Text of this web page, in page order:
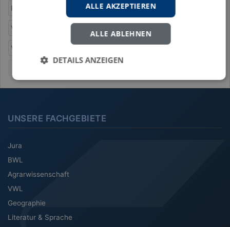
Psychology Secondary Research Sekundärforschung
Verhandlungen Verhandlungsergebnis
Verhandlungsforschung
UNSERE FACHGEBIETE
Jura
BWL
Agrarwissenschaft
VWL
Geographie
Literatur & Sprache
ALLE AKZEPTIEREN
ALLE ABLEHNEN
DETAILS ANZEIGEN